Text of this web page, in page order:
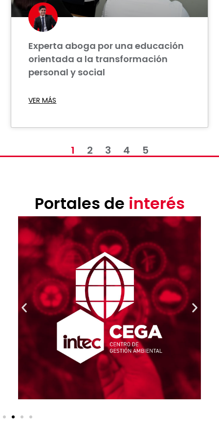
Experta aboga por una educación
orientada a la transformación
personal y social
VER MÁS
1 2 3 4 5
Portales de interés